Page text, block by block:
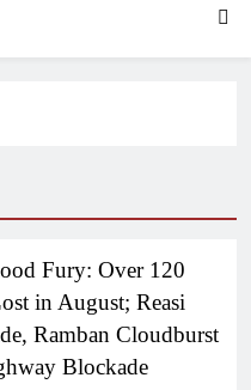
Fury: Over 120
in August; Reasi
Ramban Cloudburst
Blockade